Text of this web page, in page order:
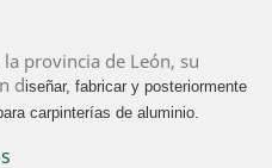
provincia de León, su
diseñar, fabricar y posteriormente
carpinterías de aluminio.